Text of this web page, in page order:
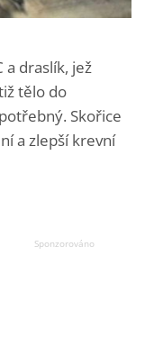
a draslík, jež
tělo do
Skořice
a zlepší krevní